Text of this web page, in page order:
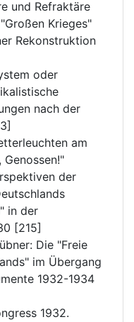
und Refraktäre
Krieges"
Rekonstruktion
oder
nach der
am
der
in der
[215]
Die "Freie
im Übergang
1932-1934
1932.